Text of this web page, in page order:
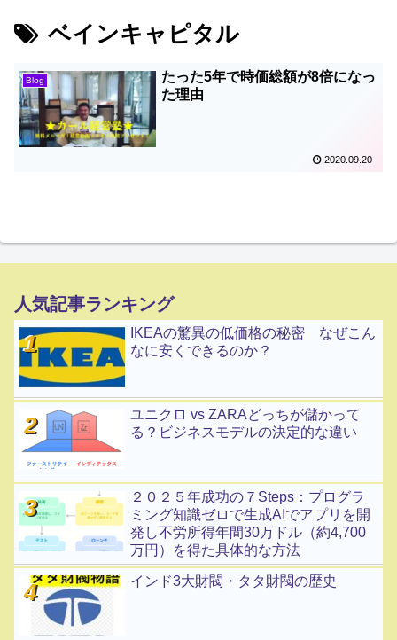
ベインキャピタル
Blog
たった5年で時価総額が8倍になっ
た理由
2020.09.20
人気記事ランキング
IKEAの驚異の低価格の秘密 なぜこん
なに安くできるのか？
ユニクロ vs ZARAどっちが儲かって
る？ビジネスモデルの決定的な違い
２０２５年成功の７Steps：プログラ
ミング知識ゼロで生成AIでアプリを開
発し不労所得年間30万ドル（約4,700
万円）を得た具体的な方法
インド3大財閥・タタ財閥の歴史